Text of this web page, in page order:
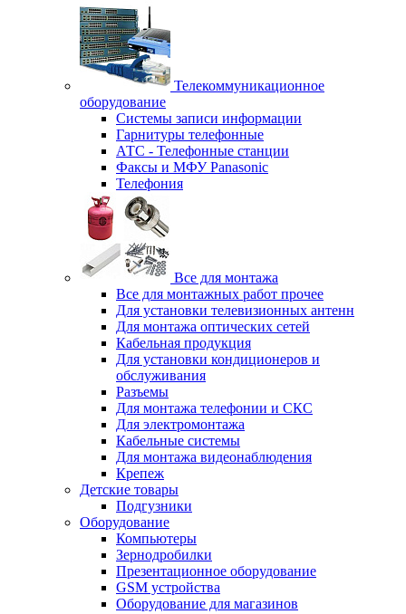
Телекоммуникационное
оборудование
Системы записи информации
Гарнитуры телефонные
АТС - Телефонные станции
Факсы и МФУ Panasonic
Телефония
Все для монтажа
Все для монтажных работ прочее
Для установки телевизионных антенн
Для монтажа оптических сетей
Кабельная продукция
Для установки кондиционеров и
обслуживания
Разъемы
Для монтажа телефонии и СКС
Для электромонтажа
Кабельные системы
Для монтажа видеонаблюдения
Крепеж
Детские товары
Подгузники
Оборудование
Компьютеры
Зернодробилки
Презентационное оборудование
GSM устройства
Оборудование для магазинов